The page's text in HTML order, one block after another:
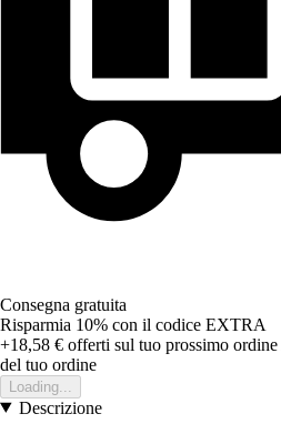
Consegna gratuita
Risparmia 10% con il codice EXTRA
+18,58 € offerti sul tuo prossimo ordine
del tuo ordine
Loading...
Descrizione